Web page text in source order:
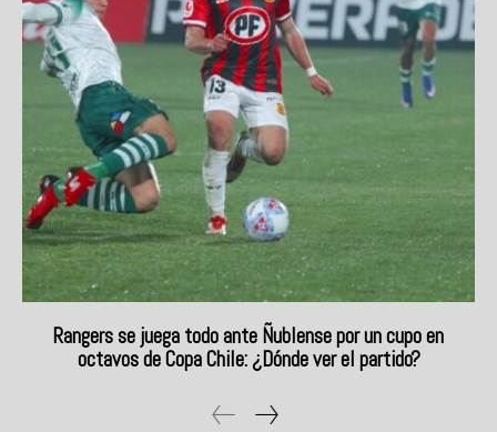
Rangers se juega todo ante Ñublense por un cupo en
octavos de Copa Chile: ¿Dónde ver el partido?